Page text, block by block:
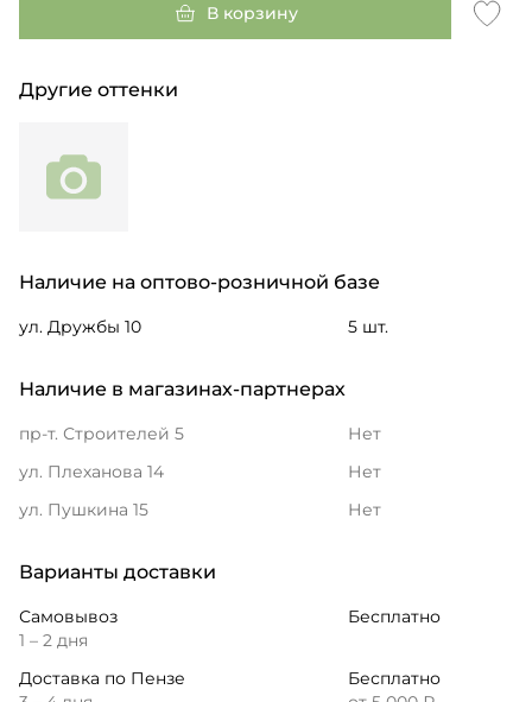
В корзину
Другие оттенки
Наличие на оптово-розничной базе
ул. Дружбы 10 5 шт.
Наличие в магазинах-партнерах
пр-т. Строителей 5
Нет
ул. Плеханова 14
Нет
ул. Пушкина 15
Нет
Варианты доставки
Самовывоз
1 – 2 дня
Бесплатно
Доставка по Пензе
Бесплатно